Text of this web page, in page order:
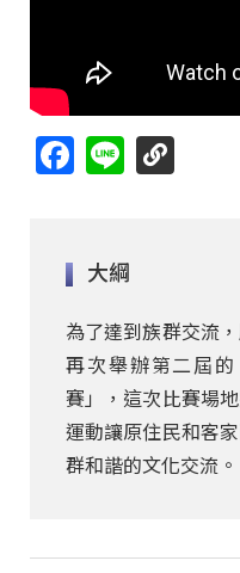
Facebook
Line
大綱
為了達到族群交流
再次舉辦第二屆
賽」，這次比賽場
運動讓原住民和客
群和諧的文化交流。